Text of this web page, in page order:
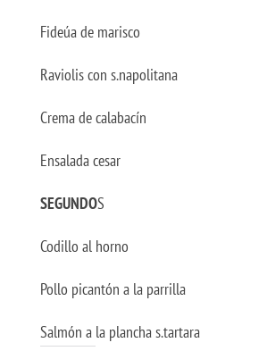
Fideúa de marisco
Raviolis con s.napolitana
Crema de calabacín
Ensalada cesar
SEGUNDOS
Codillo al horno
Pollo picantón a la parrilla
Salmón a la plancha s.tartara